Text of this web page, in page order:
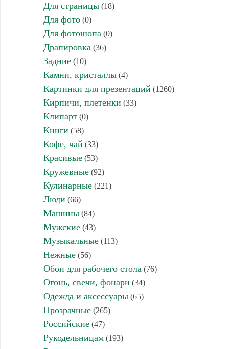
Для страницы(18)
Для фото(0)
Для фотошопа (0)
Драпировка (36)
Задние(10)
Камни, кристаллы(4)
Картинки для презентаций (1260)
Кирпичи, плетенки (33)
Клипарт(0)
Книги (58)
Кофе, чай (33)
Красивые(53)
Кружевные(92)
Кулинарные(221)
Люди (66)
Машины(84)
Мужские(43)
Музыкальные(113)
Нежные(56)
Обои для рабочего стола (76)
Огонь, свечи, фонари (34)
Одежда и аксессуары(65)
Прозрачные(265)
Российские(47)
Рукодельницам(193)